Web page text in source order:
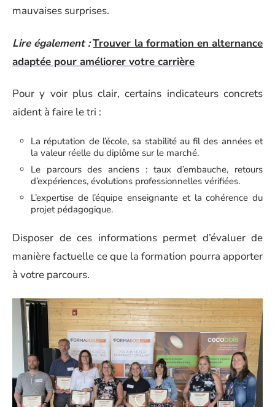
mauvaises surprises.
Lire également :Trouver la formation en alternance
adaptée pour améliorer votre carrière
Pour y voir plus clair, certains indicateurs concrets
aident à faire le tri :
La réputation de l’école, sa stabilité au fil des années et
la valeur réelle du diplôme sur le marché.
Le parcours des anciens : taux d’embauche, retours
d’expériences, évolutions professionnelles vérifiées.
L’expertise de l’équipe enseignante et la cohérence du
projet pédagogique.
Disposer de ces informations permet d’évaluer de
manière factuelle ce que la formation pourra apporter
à votre parcours.